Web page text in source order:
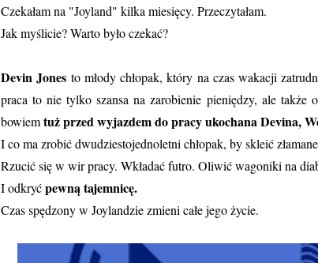
Czekałam na "Joyland" kilka miesięcy. Przeczytałam.
Jak myślicie? Warto było czekać?
Devin Jones to młody chłopak, który na czas wakacji
praca to nie tylko szansa na zarobienie pieniędzy, ale także
bowiemtuż przed wyjazdem do pracy ukochana Devina,
I co ma zrobić dwudziestojednoletni chłopak, by skleić
Rzucić się w wir pracy. Wkładać futro. Oliwić wagoniki na
I odkryćpewną tajemnicę.
Czas spędzony w Joylandzie zmieni całe jego życie.